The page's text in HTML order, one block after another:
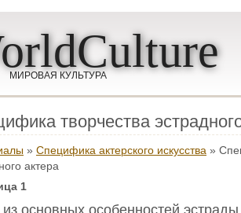
МИРОВАЯ КУЛЬТУРА
творчества
» Специфика актерского искусства »
актера
1
основных особенностей